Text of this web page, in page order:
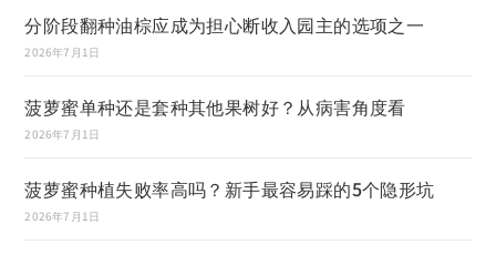
分阶段翻种油棕应成为担心断收入园主的选项之一
2026年7月1日
菠萝蜜单种还是套种其他果树好？从病害角度看
2026年7月1日
菠萝蜜种植失败率高吗？新手最容易踩的5个隐形坑
2026年7月1日